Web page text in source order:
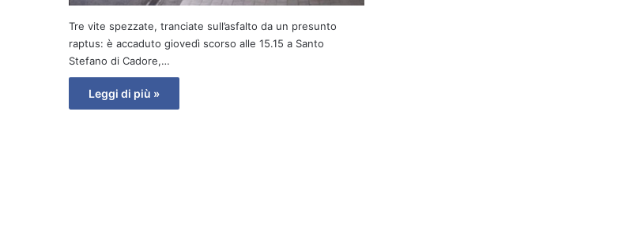
Tre vite spezzate, tranciate sull’asfalto da un presunto
raptus: è accaduto giovedì scorso alle 15.15 a Santo
Stefano di Cadore,…
Leggi di più »